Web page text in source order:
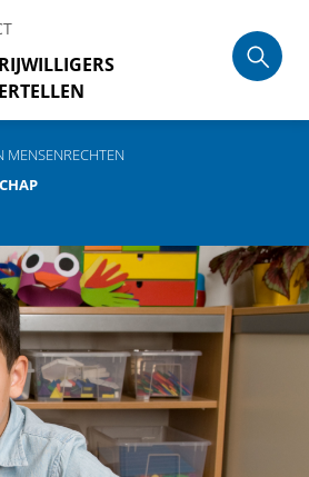
MENSENRECHTEN